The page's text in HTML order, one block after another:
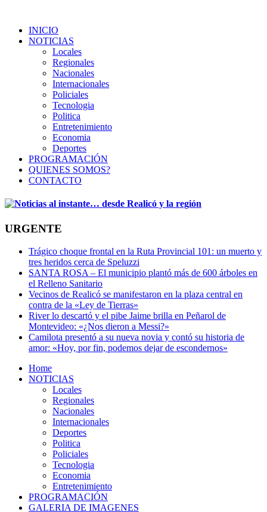
INICIO
NOTICIAS
Locales
Regionales
Nacionales
Internacionales
Policiales
Tecnologia
Politica
Entretenimiento
Economia
Deportes
PROGRAMACIÓN
QUIENES SOMOS?
CONTACTO
URGENTE
Trágico choque frontal en la Ruta Provincial 101: un muerto y
tres heridos cerca de Speluzzi
SANTA ROSA – El municipio plantó más de 600 árboles en
el Relleno Sanitario
Vecinos de Realicó se manifestaron en la plaza central en
contra de la «Ley de Tierras»
River lo descartó y el pibe Jaime brilla en Peñarol de
Montevideo: «¿Nos dieron a Messi?»
Camilota presentó a su nueva novia y contó su historia de
amor: «Hoy, por fin, podemos dejar de escondernos»
Home
NOTICIAS
Locales
Regionales
Nacionales
Internacionales
Deportes
Politica
Policiales
Tecnologia
Economia
Entretenimiento
PROGRAMACIÓN
GALERIA DE IMAGENES